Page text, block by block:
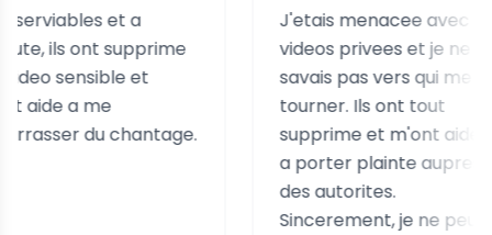
et a
ont supprime
et
me
du chantage.
J'etais menacee avec des
videos privees et je ne
savais pas vers qui me
tourner. Ils ont tout
supprime et m'ont aidee
a porter plainte aupres
des autorites.
Sincerement, je ne peux